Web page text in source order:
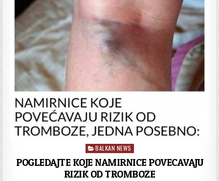
RECEPT
ZA
ĆUFTE
BEZ
PARADAJZ
Posted
in
BALKAN NEWS
POGLEDAJTE KOJE NAMIRNICE POVECAVAJU
RIZIK OD TROMBOZE